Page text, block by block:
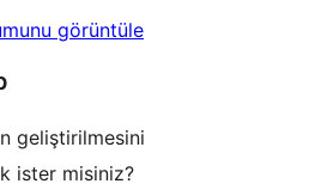
görüntüle
geliştirilmesini
ister misiniz?